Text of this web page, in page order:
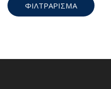
ΦΙΛΤΡΆΡΙΣΜΑ